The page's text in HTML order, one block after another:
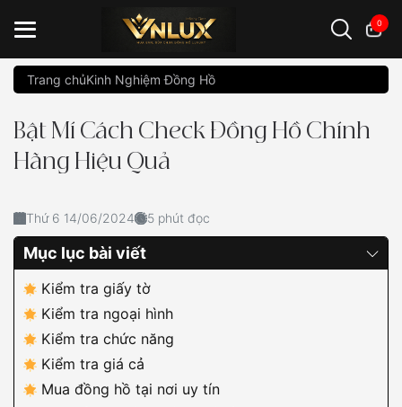
0
Đồng hồ casio đồng hồ G-Shock đồng hồ Orient ...
Trang chủKinh Nghiệm Đồng Hồ
Bật Mí Cách Check Đồng Hồ Chính
Hãng Hiệu Quả
Thứ 6 14/06/2024 5 phút đọc
Mục lục bài viết
Kiểm tra giấy tờ
Kiểm tra ngoại hình
Kiểm tra chức năng
Kiểm tra giá cả
Mua đồng hồ tại nơi uy tín